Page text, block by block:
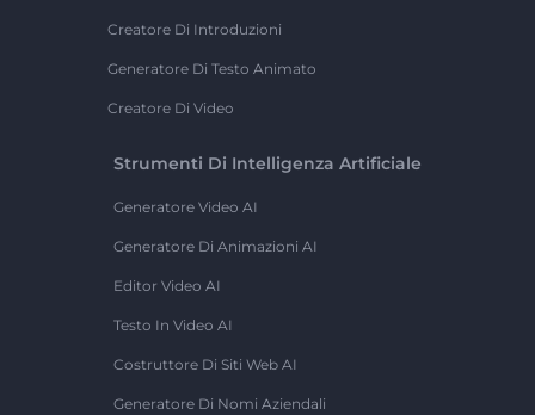
Creatore Di Introduzioni
Generatore Di Testo Animato
Creatore Di Video
Strumenti Di Intelligenza Artificiale
Generatore Video AI
Generatore Di Animazioni AI
Editor Video AI
Testo In Video AI
Costruttore Di Siti Web AI
Generatore Di Nomi Aziendali